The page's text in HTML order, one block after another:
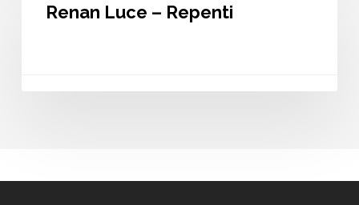
Renan Luce – Repenti